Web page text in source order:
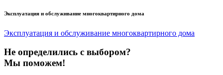
Эксплуатация и обслуживание многоквартирного дома
Эксплуатация и обслуживание многоквартирного дома
Не определились с выбором?
Мы поможем!